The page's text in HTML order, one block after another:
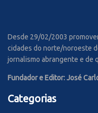
Desde 29/02/2003
cidades do norte/noroeste
jornalismo abrangente e de
Fundador e Editor: José
Categorias